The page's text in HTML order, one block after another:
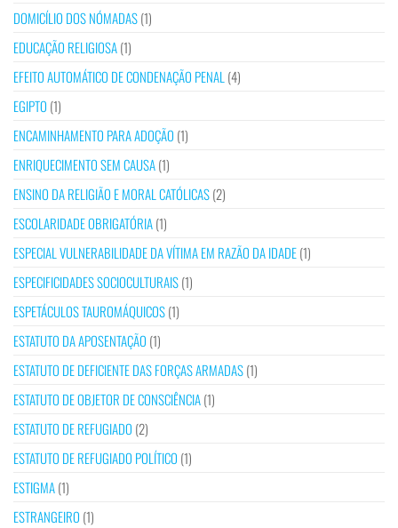
DOMICÍLIO DOS NÓMADAS(1)
EDUCAÇÃO RELIGIOSA(1)
EFEITO AUTOMÁTICO DE CONDENAÇÃO PENAL (4)
EGIPTO (1)
ENCAMINHAMENTO PARA ADOÇÃO (1)
ENRIQUECIMENTO SEM CAUSA(1)
ENSINO DA RELIGIÃO E MORAL CATÓLICAS(2)
ESCOLARIDADE OBRIGATÓRIA(1)
ESPECIAL VULNERABILIDADE DA VÍTIMA EM RAZÃO DA IDADE(1)
ESPECIFICIDADES SOCIOCULTURAIS(1)
ESPETÁCULOS TAUROMÁQUICOS(1)
ESTATUTO DA APOSENTAÇÃO (1)
ESTATUTO DE DEFICIENTE DAS FORÇAS ARMADAS(1)
ESTATUTO DE OBJETOR DE CONSCIÊNCIA(1)
ESTATUTO DE REFUGIADO (2)
ESTATUTO DE REFUGIADO POLÍTICO (1)
ESTIGMA(1)
ESTRANGEIRO (1)